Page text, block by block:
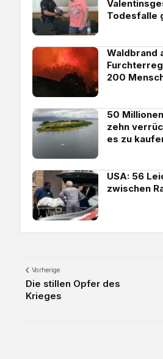
Todesfalle
Waldbrand
200
50
zehn
es zu
USA: 56
zwischen
Vorherige
Die stillen Opfer des
Krieges